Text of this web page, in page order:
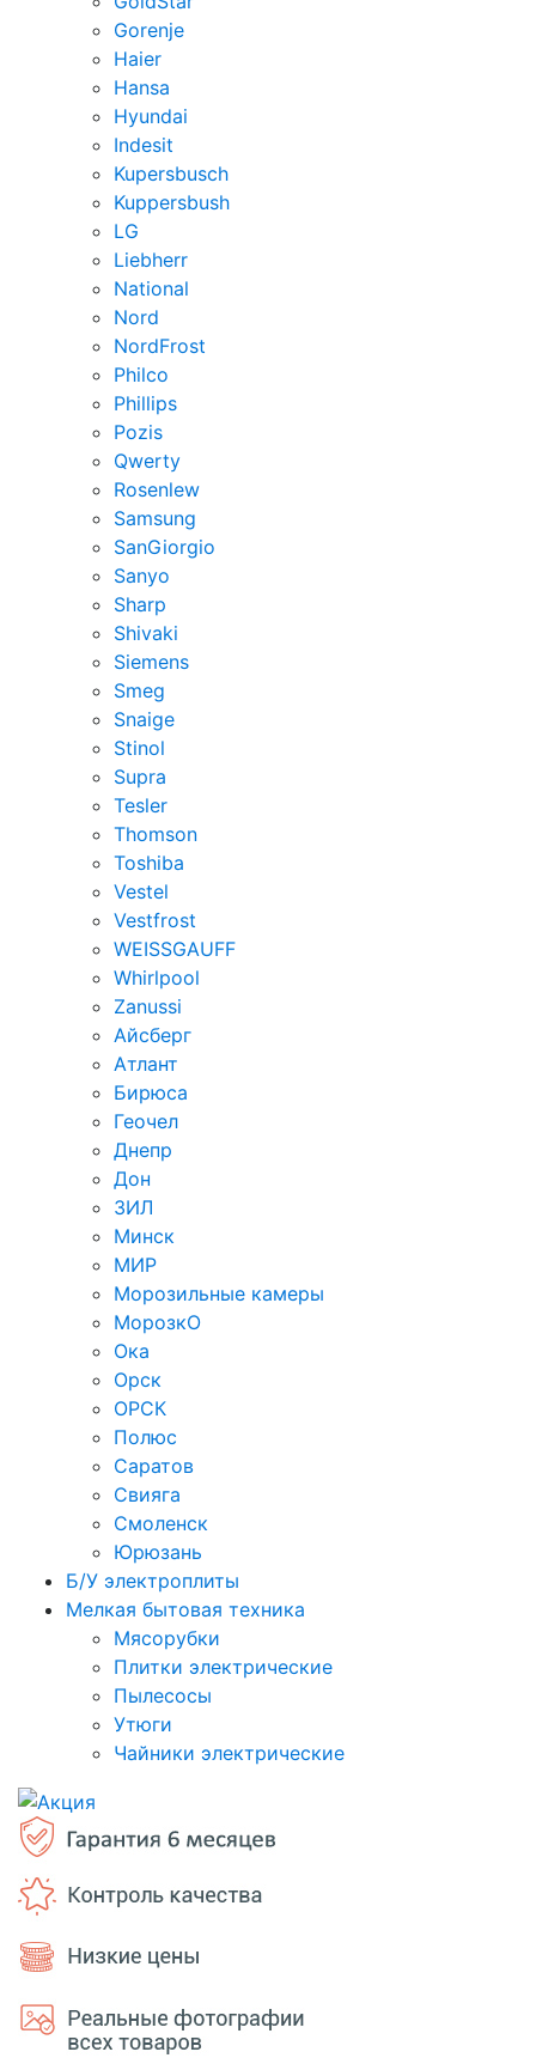
Gorenje
Haier
Hansa
Hyundai
Indesit
Kupersbusch
Kuppersbush
LG
Liebherr
National
Nord
NordFrost
Philco
Phillips
Pozis
Qwerty
Rosenlew
Samsung
SanGiorgio
Sanyo
Sharp
Shivaki
Siemens
Smeg
Snaige
Stinol
Supra
Tesler
Thomson
Toshiba
Vestel
Vestfrost
WEISSGAUFF
Whirlpool
Zanussi
Айсберг
Атлант
Бирюса
Геочел
Днепр
Дон
ЗИЛ
Минск
МИР
Морозильные камеры
МорозкО
Ока
Орск
ОРСК
Полюс
Саратов
Свияга
Смоленск
Юрюзань
Б/У электроплиты
Мелкая бытовая техника
Мясорубки
Плитки электрические
Пылесосы
Утюги
Чайники электрические